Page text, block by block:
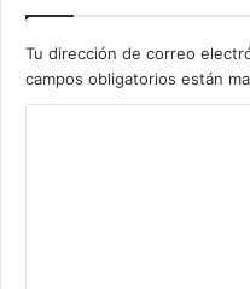
Tu dirección de correo
campos obligatorios están